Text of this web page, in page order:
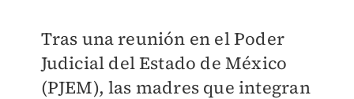
Tras una reunión en el Poder
Judicial del Estado de México
(PJEM), las madres que integran